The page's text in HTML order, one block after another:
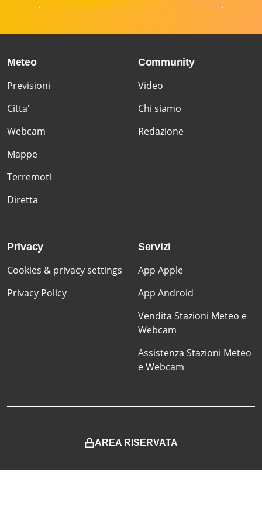
Meteo
Previsioni
Citta'
Webcam
Mappe
Terremoti
Diretta
Community
Video
Chi siamo
Redazione
Privacy
Cookies & privacy settings
Privacy Policy
Servizi
App Apple
App Android
Vendita Stazioni Meteo e
Webcam
Assistenza Stazioni Meteo
e Webcam
AREA RISERVATA